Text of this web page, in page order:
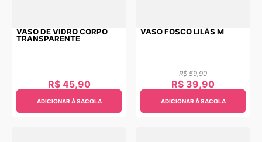
VASO DE VIDRO CORPO
TRANSPARENTE
R$ 45,90
ADICIONAR À SACOLA
VASO FOSCO LILÁS M
R$ 59,90
R$ 39,90
ADICIONAR À SACOLA